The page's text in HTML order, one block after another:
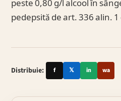
peste 0,80 g/l alcool în
pedepsită de art. 336 alin.
Distribuie: f 𝕏 in wa